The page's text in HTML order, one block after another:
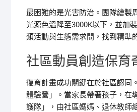
最困難的是光害防治。團隊繪製
光源色溫降至3000K以下，並加
類活動與生態需求間，找到精準
社區動員創造保育
復育計畫成功關鍵在於社區認同
體驗營」。當家長帶著孩子，在
護隊」，由社區媽媽、退休教師